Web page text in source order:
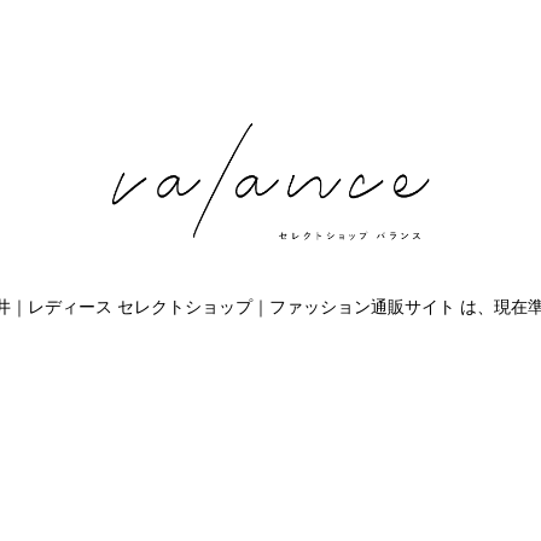
｜レディース セレクトショップ｜ファッション通販サイト は、現在準